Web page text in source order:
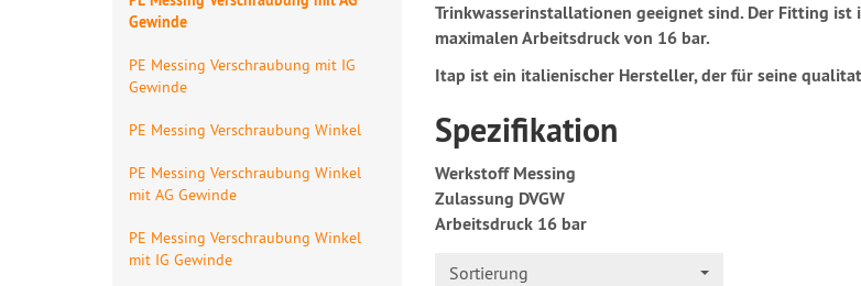
Trinkwasserinstallationen geeignet sind. Der Fitting
maximalen Arbeitsdruck von 16 bar.
Itap ist ein italienischer Hersteller, der für seine
Spezifikation
Werkstoff Messing
Zulassung DVGW
Arbeitsdruck 16 bar
Sortierung
Gewinde
PE Messing Verschraubung mit IG
Gewinde
PE Messing Verschraubung Winkel
PE Messing Verschraubung Winkel
mit AG Gewinde
PE Messing Verschraubung Winkel
mit IG Gewinde